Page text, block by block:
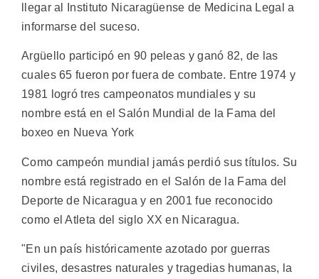
llegar al Instituto Nicaragüense de Medicina Legal a
informarse del suceso.
Argüello participó en 90 peleas y ganó 82, de las
cuales 65 fueron por fuera de combate. Entre 1974 y
1981 logró tres campeonatos mundiales y su
nombre está en el Salón Mundial de la Fama del
boxeo en Nueva York
Como campeón mundial jamás perdió sus títulos. Su
nombre está registrado en el Salón de la Fama del
Deporte de Nicaragua y en 2001 fue reconocido
como el Atleta del siglo XX en Nicaragua.
"En un país históricamente azotado por guerras
civiles, desastres naturales y tragedias humanas, la